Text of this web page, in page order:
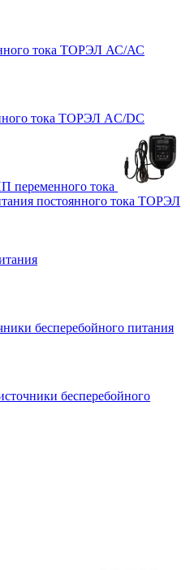
тока ТОРЭЛ АС/АС
тока ТОРЭЛ AC/DC
переменного тока
постоянного тока ТОРЭЛ
бесперебойного питания
бесперебойного